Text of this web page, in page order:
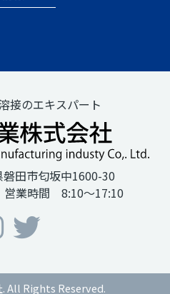
接のエキスパート
田市匂坂中1600-30
業時間 8:10～17:10
All Rights Reserved.